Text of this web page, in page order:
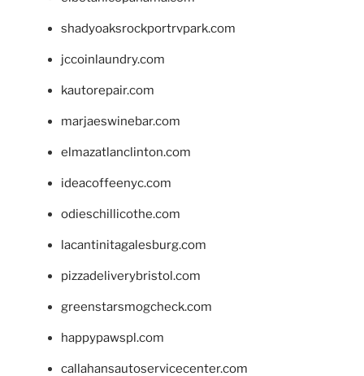
shadyoaksrockportrvpark.com
jccoinlaundry.com
kautorepair.com
marjaeswinebar.com
elmazatlanclinton.com
ideacoffeenyc.com
odieschillicothe.com
lacantinitagalesburg.com
pizzadeliverybristol.com
greenstarsmogcheck.com
happypawspl.com
callahansautoservicecenter.com